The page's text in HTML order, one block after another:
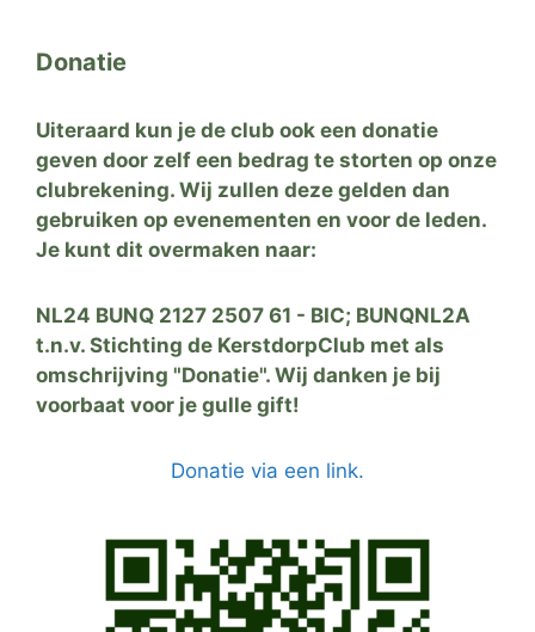
Donatie
Uiteraard kun je de club ook een donatie
geven door zelf een bedrag te storten op onze
clubrekening. Wij zullen deze gelden dan
gebruiken op evenementen en voor de leden.
Je kunt dit overmaken naar:
NL24 BUNQ 2127 2507 61 - BIC; BUNQNL2A
t.n.v. Stichting de KerstdorpClub met als
omschrijving "Donatie". Wij danken je bij
voorbaat voor je gulle gift!
Donatie via een link.